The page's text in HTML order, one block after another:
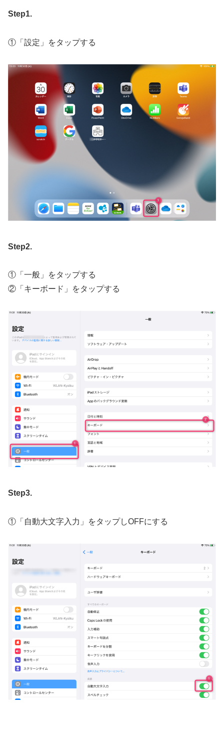
Step1.
①「設定」をタップする
Step2.
①「一般」をタップする
②「キーボード」をタップする
Step3.
①「自動大文字入力」をタップしOFFにする